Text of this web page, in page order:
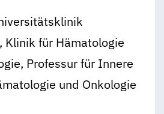
Klinik für Hämatologie
Professur für Innere
und Onkologie